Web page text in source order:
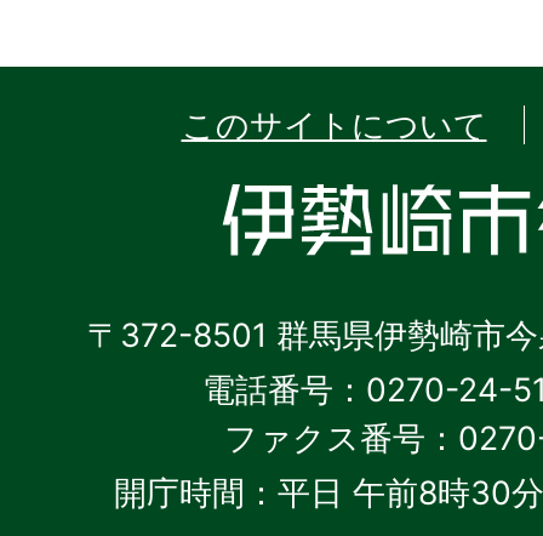
このサイトについて
〒372-8501 群馬県伊勢崎市
電話番号：0270-24-
ファクス番号：
開庁時間：平日 午前8時30